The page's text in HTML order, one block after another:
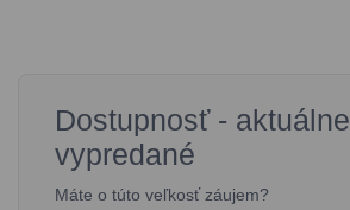
Dostupnosť - aktuálne
vypredané
Máte o túto veľkosť záujem?